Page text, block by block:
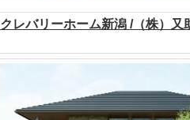
クレバリーホーム新潟 /（株）又